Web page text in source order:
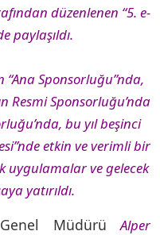
düzenlenen “5. e-
paylaşıldı.
“Ana Sponsorluğu”nda,
Resmi Sponsorluğu’nda
bu yıl beşinci
etkin ve verimli bir
uygulamalar ve gelecek
yatırıldı.
Genel MüdürüAlper